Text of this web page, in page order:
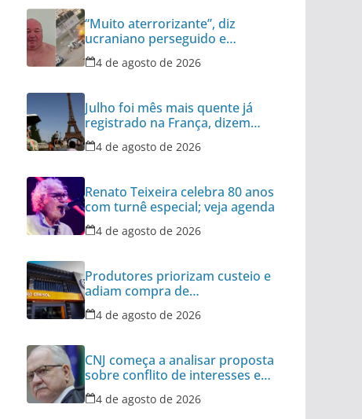
“Muito aterrorizante”, diz
ucraniano perseguido e
atacado por drone
4 de agosto de 2026
Julho foi mês mais quente já
registrado na França, dizem
meteorologistas
4 de agosto de 2026
Renato Teixeira celebra 80 anos
com turnê especial; veja agenda
4 de agosto de 2026
Produtores priorizam custeio e
adiam compra de
equipamentos, avalia Cresol
4 de agosto de 2026
CNJ começa a analisar proposta
sobre conflito de interesses em
tribunais
4 de agosto de 2026